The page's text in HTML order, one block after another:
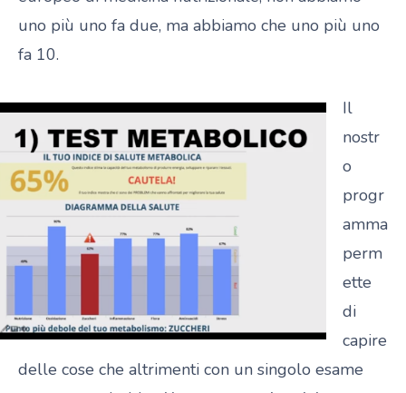
uno più uno fa due, ma abbiamo che uno più uno
fa 10.
Il
nostr
o
progr
amma
perm
ette
di
capire
delle cose che altrimenti con un singolo esame